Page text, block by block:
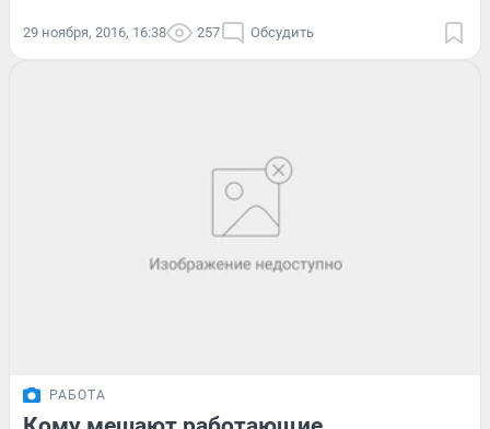
29 ноября, 2016, 16:38 257 Обсудить
РАБОТА